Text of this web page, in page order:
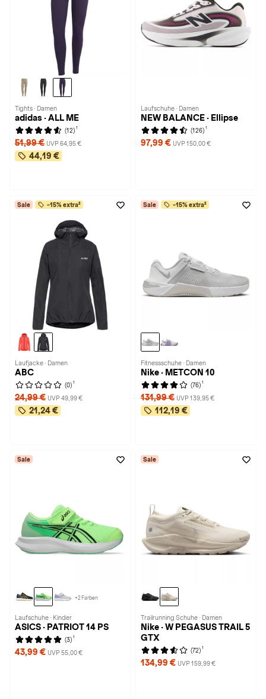
Tights · Damen
adidas · ALL ME
(12) 1
51,99 € UVP 64,95 €
44,19 €
Laufschuhe · Damen
NEW BALANCE · Ellipse
(126) 1
97,99 € UVP 150,00 €
Sale -15% extra²
Laufjacke · Damen
ABC
(0) 1
24,99 € UVP 49,99 €
21,24 €
Sale -15% extra²
Fitnessschuhe · Damen
Nike · METCON 10
(76) 1
131,99 € UVP 139,95 €
112,19 €
Sale
+2 Farben
Laufschuhe · Kinder
ASICS · PATRIOT 14 PS
(3) 1
43,99 € UVP 55,00 €
Sale
Trailrunning Schuhe · Damen
Nike · W PEGASUS TRAIL 5
GTX
(72) 1
134,99 € UVP 159,99 €